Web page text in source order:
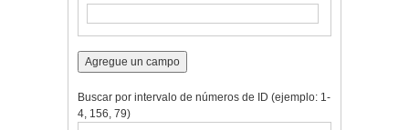
específico":
1
Agregue un campo
Buscar por intervalo de números de ID (ejemplo: 1-
4, 156, 79)